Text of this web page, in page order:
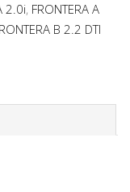
2.0i, FRONTERA A
B 2.2 DTI